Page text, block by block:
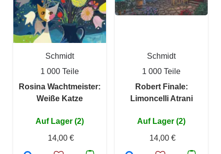
Schmidt
1 000 Teile
Rosina Wachtmeister:
Weiße Katze
Auf Lager (2)
14,00 €
Schmidt
1 000 Teile
Robert Finale:
Limoncelli Atrani
Auf Lager (2)
14,00 €